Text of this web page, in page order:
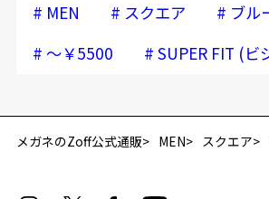
再入荷お知らせメールのお申し込
# MEN # スクエア # ブル
# ～￥5500 # SUPER FIT (ビ
メガネのZoff公式通販 MEN スクエア